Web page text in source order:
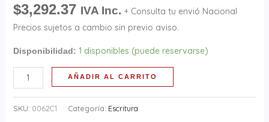
$3,292.37 IVA Inc. + Consulta tu envió Nacional
Precios sujetos a cambio sin previo aviso.
Disponibilidad: 1 disponibles (puede reservarse)
AÑADIR AL CARRITO
SKU: 0062C1 Categoría: Escritura